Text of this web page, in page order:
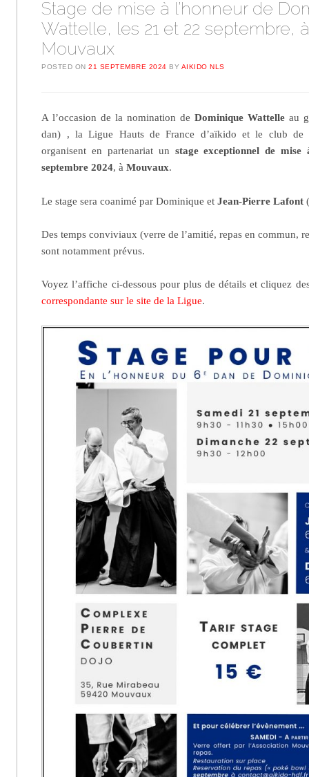
Stage de mise à l’honneur de
Wattelle, les 21 et 22 septembre,
Mouvaux
POSTED ON21 SEPTEMBRE 2024 BY AIKIDO NLS
A l’occasion de la nomination de Dominique Wattelleau
dan) , la Ligue Hauts de France d’aïkido et le club de
organisent en partenariat un stage exceptionnel de mise
septembre 2024, àMouvaux.
Le stage sera coanimé par Dominique etJean-Pierre Lafont
Des temps conviviaux (verre de l’amitié, repas en commun,
sont notamment prévus.
Voyez l’affiche ci-dessous pour plus de détails et cliquez
correspondante sur le site de la Ligue.